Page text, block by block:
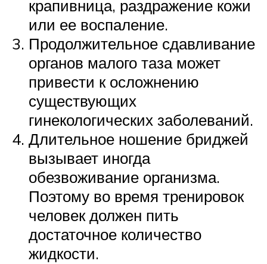
крапивница, раздражение кожи
или ее воспаление.
Продолжительное сдавливание
органов малого таза может
привести к осложнению
существующих
гинекологических заболеваний.
Длительное ношение бриджей
вызывает иногда
обезвоживание организма.
Поэтому во время тренировок
человек должен пить
достаточное количество
жидкости.